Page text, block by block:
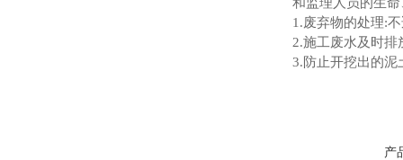
1.废弃物的处理:
2.施工废水及时
3.防止开挖出的泥
产